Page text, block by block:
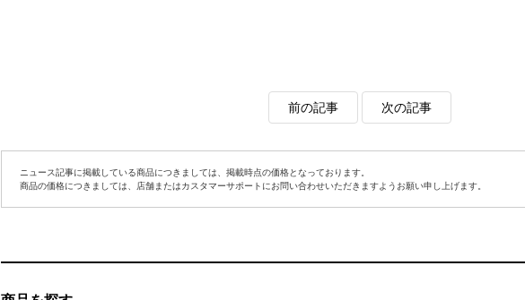
前の記事 次の記事
ニュース記事に掲載している商品につきましては、掲載時点の価格となっております。
商品の価格につきましては、店舗またはカスタマーサポートにお問い合わせいただきますようお願い申し上げます。